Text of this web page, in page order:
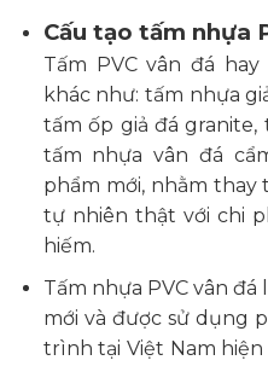
Cấu tạo tấm nhựa
Tấm PVC vân đá
khác như: tấm nhựa
tấm ốp giả đá granite,
tấm nhựa vân đá
phẩm mới, nhằm thay
tự nhiên thật với chi
hiếm.
Tấm nhựa PVC vân
mới và được sử dụng
trình tại Việt Nam hiện